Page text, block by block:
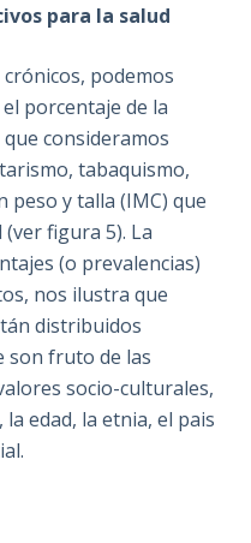
para la salud
podemos
porcentaje de la
consideramos
tabaquismo,
peso y talla (IMC) que
figura 5). La
(o prevalencias)
nos ilustra que
distribuidos
son fruto de las
socio-culturales,
edad, la etnia, el pais